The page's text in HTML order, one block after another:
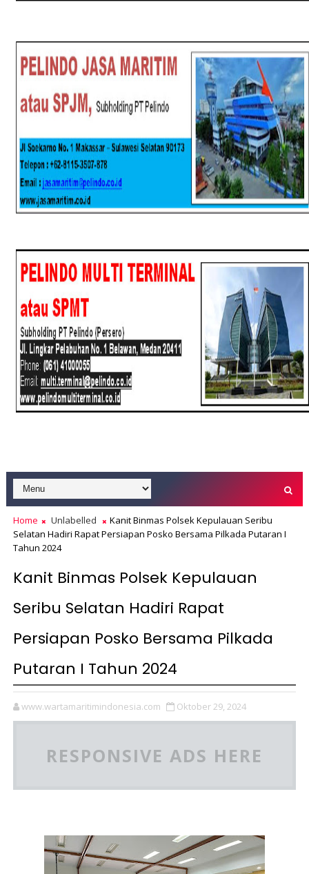
Home Unlabelled
Kanit Binmas Polsek Kepulauan Seribu
Selatan Hadiri Rapat Persiapan Posko Bersama Pilkada Putaran I
Tahun 2024
Kanit Binmas Polsek Kepulauan
Seribu Selatan Hadiri Rapat
Persiapan Posko Bersama Pilkada
Putaran I Tahun 2024
www.wartamaritimindonesia.com Oktober 29, 2024
RESPONSIVE ADS HERE